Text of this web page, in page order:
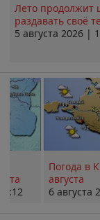
Лето продолжит
раздавать своё
5 августа 2026 |
Погода в
августа
6 августа